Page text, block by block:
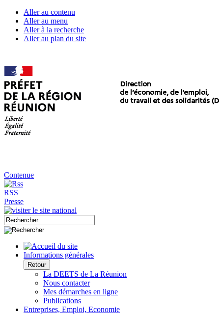
Aller au contenu
Aller au menu
Aller à la recherche
Aller au plan du site
Contenue
RSS
Presse
Informations générales
Retour
La DEETS de La Réunion
Nous contacter
Mes démarches en ligne
Publications
Entreprises, Emploi, Economie